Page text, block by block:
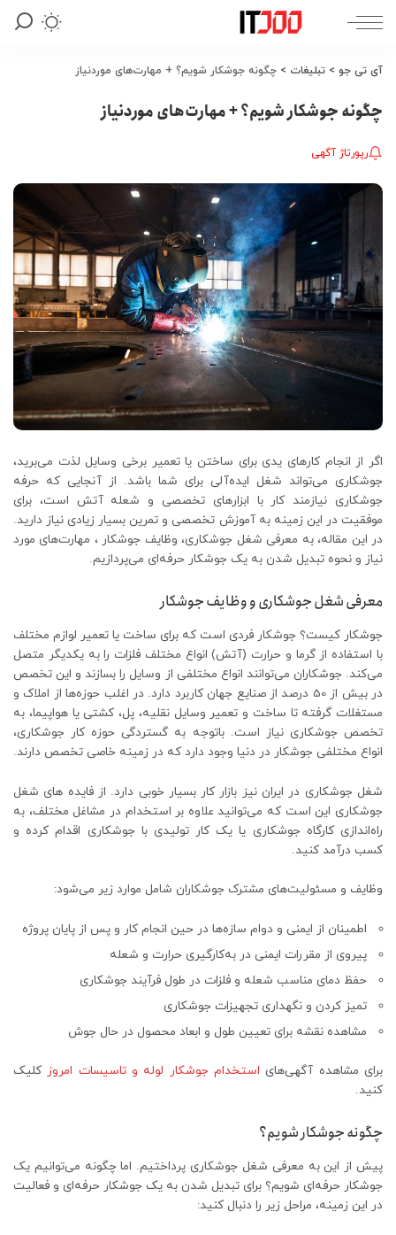
آی تی جو > تبلیغات > چگونه جوشکار شویم؟ + مهارت‌های موردنیاز
چگونه جوشکار شویم؟ + مهارت‌های موردنیاز
رپورتاژ آگهی
اگر از انجام کارهای یدی برای ساختن یا تعمیر برخی وسایل لذت می‌برید،
جوشکاری می‌تواند شغل ایده‌آلی برای شما باشد. از آنجایی که حرفه
جوشکاری نیازمند کار با ابزارهای تخصصی و شعله آتش است، برای
موفقیت در این زمینه به آموزش تخصصی و تمرین بسیار زیادی نیاز دارید.
در این مقاله، به معرفی شغل جوشکاری، وظایف جوشکار ، مهارت‌های مورد
نیاز و نحوه تبدیل شدن به یک جوشکار حرفه‌ای می‌پردازیم.
معرفی شغل جوشکاری و وظایف جوشکار
جوشکار کیست؟ جوشکار فردی است که برای ساخت یا تعمیر لوازم مختلف
با استفاده از گرما و حرارت (آتش) انواع مختلف فلزات را به یکدیگر متصل
می‌کند. جوشکاران می‌توانند انواع مختلفی از وسایل را بسازند و این تخصص
در بیش از 50 درصد از صنایع جهان کاربرد دارد. در اغلب حوزه‌ها از املاک و
مستغلات گرفته تا ساخت و تعمیر وسایل نقلیه، پل، کشتی یا هواپیما، به
تخصص جوشکاری نیاز است. باتوجه به گستردگی حوزه کار جوشکاری،
انواع مختلفی جوشکار در دنیا وجود دارد که در زمینه خاصی تخصص دارند.
شغل جوشکاری در ایران نیز بازار کار بسیار خوبی دارد. از فایده های شغل
جوشکاری این است که می‌توانید علاوه بر استخدام در مشاغل مختلف، به
راه‌اندازی کارگاه جوشکاری یا یک کار تولیدی با جوشکاری اقدام کرده و
کسب درآمد کنید.
وظایف و مسئولیت‌های مشترک جوشکاران شامل موارد زیر می‌شود:
اطمینان از ایمنی و دوام سازه‌ها در حین انجام کار و پس از پایان پروژه
پیروی از مقررات ایمنی در به‌کارگیری حرارت و شعله
حفظ دمای مناسب شعله و فلزات در طول فرآیند جوشکاری
تمیز کردن و نگهداری تجهیزات جوشکاری
مشاهده نقشه برای تعیین طول و ابعاد محصول در حال جوش
برای مشاهده آگهی‌های استخدام جوشکار لوله و تاسیسات امروز کلیک
کنید.
چگونه جوشکار شویم؟
پیش از این به معرفی شغل جوشکاری پرداختیم. اما چگونه می‌توانیم یک
جوشکار حرفه‌ای شویم؟ برای تبدیل شدن به یک جوشکار حرفه‌ای و فعالیت
در این زمینه، مراحل زیر را دنبال کنید: